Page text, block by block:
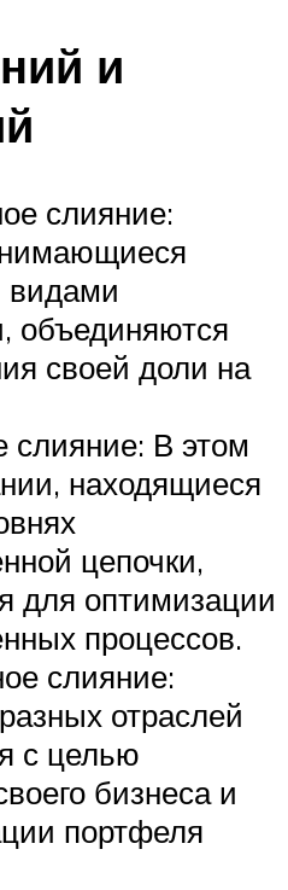
и
слияние:
видами
объединяются
своей доли на
слияние: В этом
находящиеся
цепочки,
для оптимизации
процессов.
слияние:
отраслей
с целью
бизнеса и
портфеля